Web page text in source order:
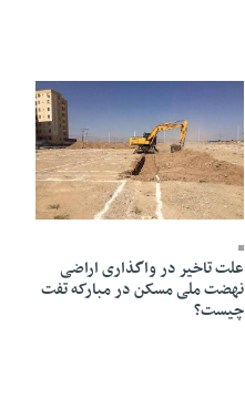
28 Mehr 1404 - 09:28
علت تاخیر در واگذاری اراضی
نهضت ملی مسکن در مبارکه تفت
چیست؟